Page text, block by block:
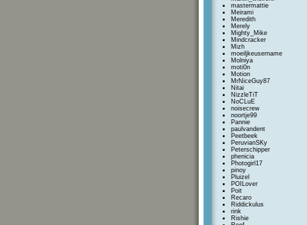
mastermattie
Meirami
Meredith
Merely
Mighty_Mike
Mindcracker
Mizh
moeiljkeusername
Molniya
moti0n
Motion
MrNiceGuy87
Nitai
NizzleTiT
NoCLuE
noisecrew
noortje99
Pannie
paulvandent
Peetbeek
PeruvianSKy
Peterschipper
phenicia
Photogirl17
pinoy
Pluizel
POILover
Poit
Recaro
Riddickulus
rink
Rishie